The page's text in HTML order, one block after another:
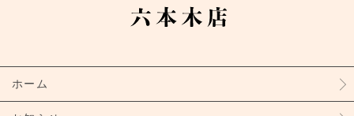
ホーム